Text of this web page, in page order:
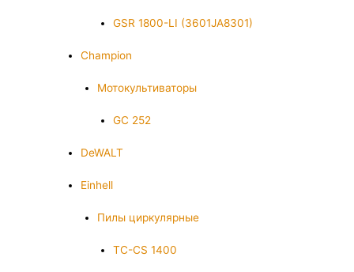
GSR 1800-LI (3601JA8301)
Champion
Мотокультиваторы
GC 252
DeWALT
Einhell
Пилы циркулярные
TC-CS 1400